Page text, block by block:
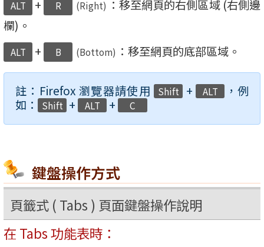
ALT + R (Right) ：移至網頁的右側區域 (右側邊
欄)。
ALT + B (Bottom) ：移至網頁的底部區域。
註：Firefox 瀏覽器請使用 Shift + ALT
，例
如： Shift + ALT + C
鍵盤操作方式
頁籤式 ( Tabs ) 頁面鍵盤操作說明
在 Tabs 功能表時：